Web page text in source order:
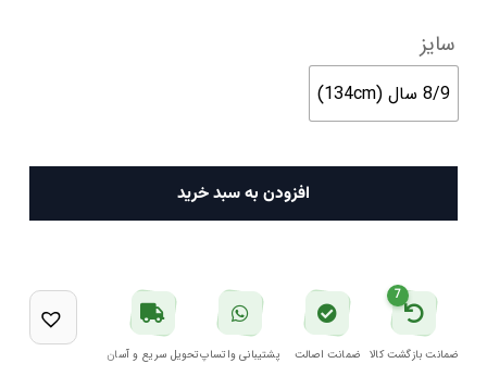
سایز
8/9 سال (134cm)
دخترانه
تیره
دفکتو
عدد
افزودن به سبد خرید
7
ضمانت بازگشت کالا ضمانت اصالت پشتیبانی واتساپتحویل سریع و آسان